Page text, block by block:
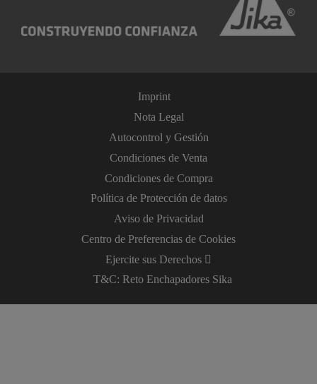
Imprint
Nota Legal
Autocontrol y Gestión
Condiciones de Venta
Condiciones de Compra
Política de Protección de datos
Aviso de Privacidad
Centro de Preferencias de Cookies
Ejercite sus Derechos
T&C: Reto Enchapadores Sika